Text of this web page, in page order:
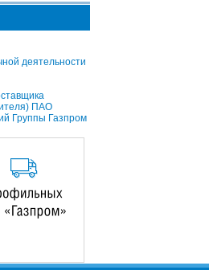
деятельности
ПАО
Группы Газпром